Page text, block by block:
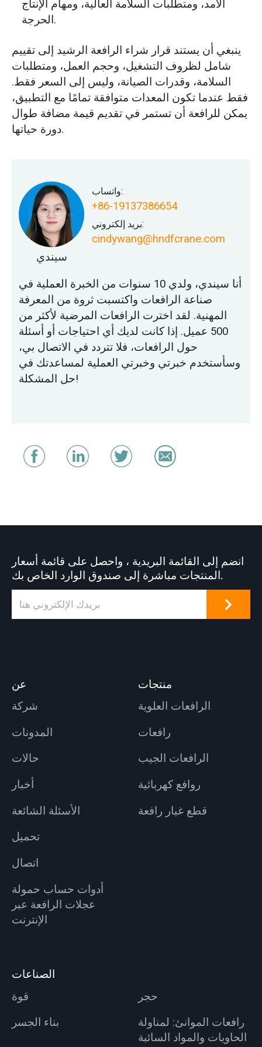
الأمد، ومتطلبات السلامة العالية، ومهام الإنتاج
الحرجة.
ينبغي أن يستند قرار شراء الرافعة الرشيد إلى تقييم
شامل لظروف التشغيل، وحجم العمل، ومتطلبات
السلامة، وقدرات الصيانة، وليس إلى السعر فقط.
فقط عندما تكون المعدات متوافقة تمامًا مع التطبيق،
يمكن للرافعة أن تستمر في تقديم قيمة مضافة طوال
دورة حياتها.
سيندي
واتساب:
+86-19137386654
بريد إلكتروني:
cindywang@hndfcrane.com
أنا سيندي، ولدي 10 سنوات من الخبرة العملية في
صناعة الرافعات واكتسبت ثروة من المعرفة
المهنية. لقد اخترت الرافعات المرضية لأكثر من
500 عميل. إذا كانت لديك أي احتياجات أو أسئلة
حول الرافعات، فلا تتردد في الاتصال بي،
وسأستخدم خبرتي وخبرتي العملية لمساعدتك في
حل المشكلة!
انضم إلى القائمة البريدية ، واحصل على قائمة أسعار
المنتجات مباشرة إلى صندوق الوارد الخاص بك.
عن
شركة
المدونات
حالات
أخبار
الأسئلة الشائعة
تحميل
اتصال
أدوات حساب حمولة
عجلات الرافعة عبر
الإنترنت
منتجات
الرافعات العلوية
رافعات
الرافعات الجيب
روافع كهربائية
قطع غيار رافعة
الصناعات
قوة
حجر
بناء الجسر
رافعات الموانئ: لمناولة
الحاويات والمواد السائبة